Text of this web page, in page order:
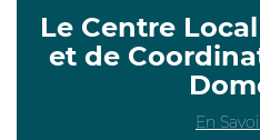
Le Centre
et de
En